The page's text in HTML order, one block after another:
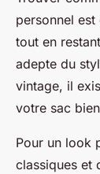
personnel
tout en
adepte du
vintage, il
votre sac
Pour un look
classiques et